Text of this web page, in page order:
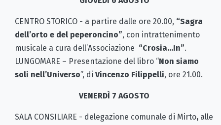
CENTRO STORICO - a partire dalle ore 20.00, “Sagra
dell’orto e del peperoncino”, con intrattenimento
musicale a cura dell’Associazione “Crosia…In”.
LUNGOMARE – Presentazione del libro “Non siamo
soli nell’Universo”, di Vincenzo Filippelli, ore 21.00.
VENERDÌ 7 AGOSTO
SALA CONSILIARE - delegazione comunale di Mirto, alle